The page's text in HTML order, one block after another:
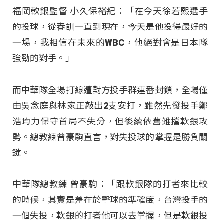
福岡軟銀監督 小久保裕紀：「在今天徐若熙選手
的投球，從春訓一直到現在，今天是他投得最好的
一場，我相信在未來的WBC，他絕對會是日本隊
強勁的對手。」
而中華隊全場打線遭對方投手群連番封鎖，全場僅
由吳念庭與林家正敲出2支安打，雖然先發投手鄭
浩均力保守首局不失分，但後續依舊難擋軟銀攻
勢。總教練曾豪駒直言，對失投球的掌握是勝負關
鍵。
中華隊總教練 曾豪駒：「跟軟銀隊的打者來比較
的時候，其實是差在於擊球的準確度，台灣投手的
一個失投，軟銀的打者他可以去掌握，但是軟銀投